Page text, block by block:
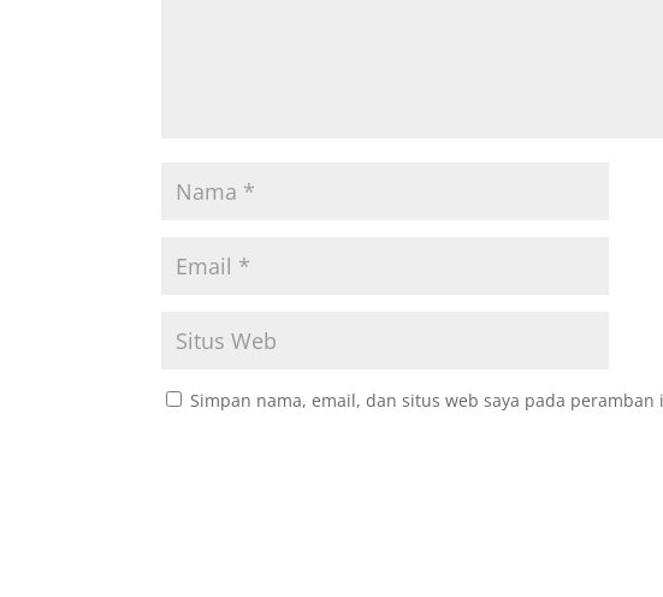
Simpan nama, email, dan situs web saya pada